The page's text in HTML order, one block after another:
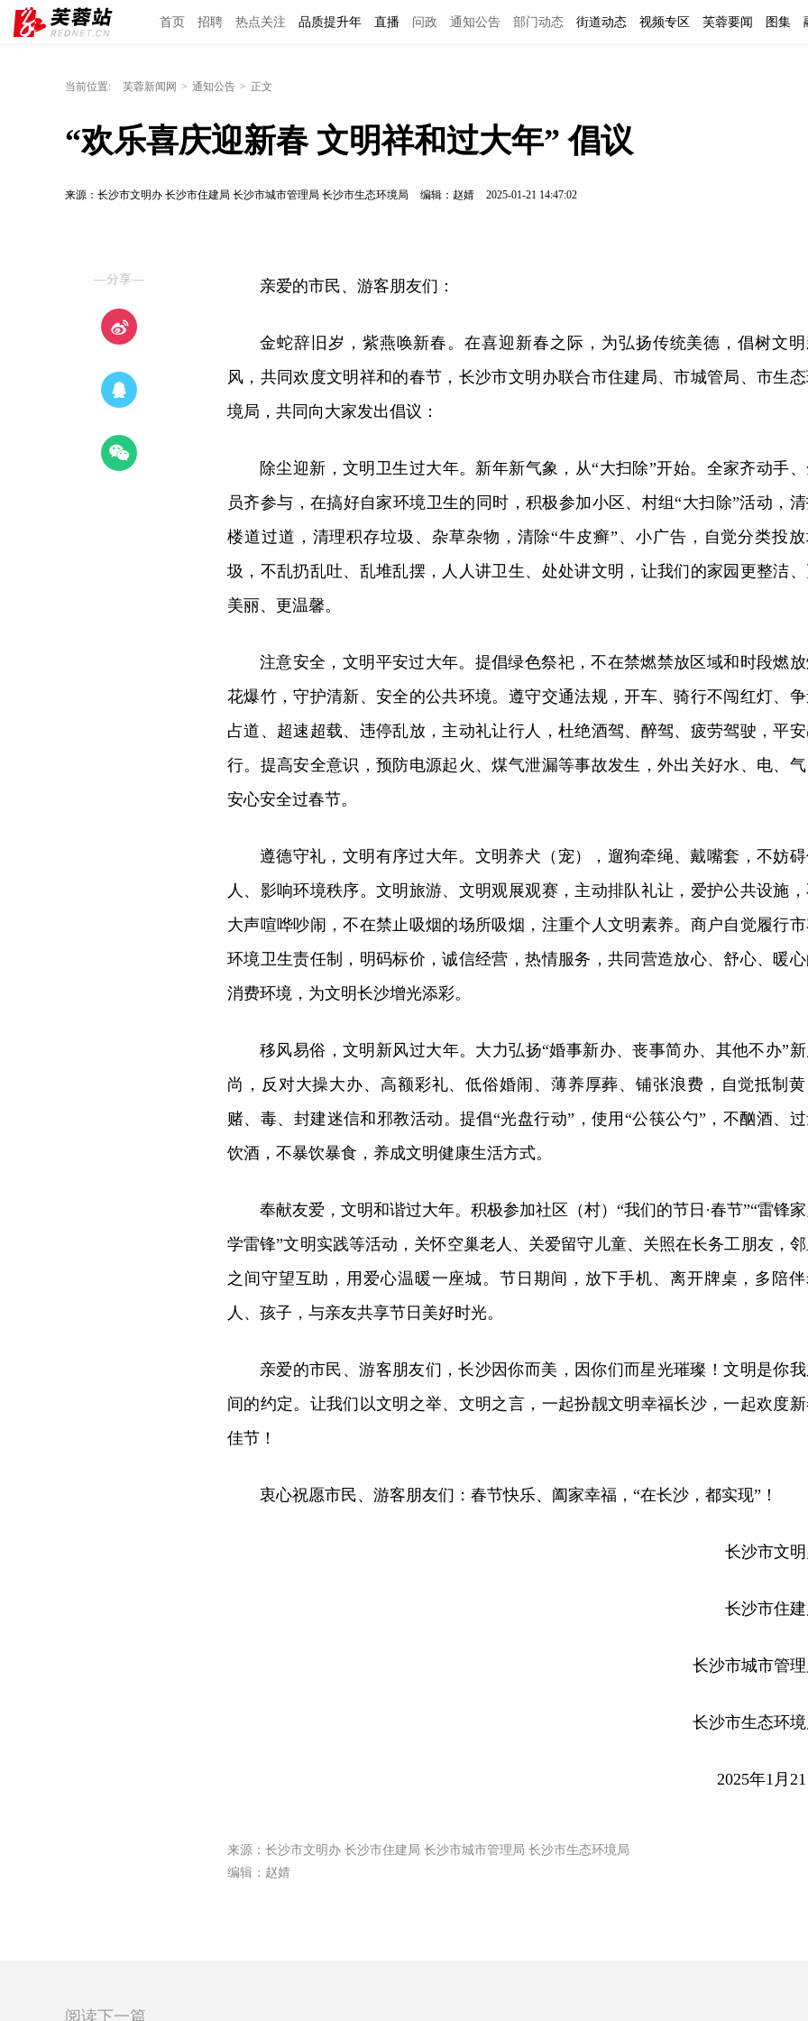
首页 招聘 热点关注 品质提升年 直播 问政 通知公告 部门动态 街道动态 视频专区 芙蓉要闻 图集
当前位置: 芙蓉新闻网 > 通知公告 > 正文
“欢乐喜庆迎新春 文明祥和过大年” 倡议
来源：长沙市文明办 长沙市住建局 长沙市城市管理局 长沙市生态环境局 编辑：赵婧 2025-01-21 14:47:02
—分享— 亲爱的市民、游客朋友们：
金蛇辞旧岁，紫燕唤新春。在喜迎新春之际，为弘扬传统美德，倡树文
风，共同欢度文明祥和的春节，长沙市文明办联合市住建局、市城管局、市生
境局，共同向大家发出倡议：
除尘迎新，文明卫生过大年。新年新气象，从“大扫除”开始。全家齐动手
员齐参与，在搞好自家环境卫生的同时，积极参加小区、村组“大扫除”活动，清
楼道过道，清理积存垃圾、杂草杂物，清除“牛皮癣”、小广告，自觉分类投放
圾，不乱扔乱吐、乱堆乱摆，人人讲卫生、处处讲文明，让我们的家园更整洁
美丽、更温馨。
注意安全，文明平安过大年。提倡绿色祭祀，不在禁燃禁放区域和时段燃放
花爆竹，守护清新、安全的公共环境。遵守交通法规，开车、骑行不闯红灯、
占道、超速超载、违停乱放，主动礼让行人，杜绝酒驾、醉驾、疲劳驾驶，平安
行。提高安全意识，预防电源起火、煤气泄漏等事故发生，外出关好水、电、气
安心安全过春节。
遵德守礼，文明有序过大年。文明养犬（宠），遛狗牵绳、戴嘴套，不妨
人、影响环境秩序。文明旅游、文明观展观赛，主动排队礼让，爱护公共设施
大声喧哗吵闹，不在禁止吸烟的场所吸烟，注重个人文明素养。商户自觉履行
环境卫生责任制，明码标价，诚信经营，热情服务，共同营造放心、舒心、暖
消费环境，为文明长沙增光添彩。
移风易俗，文明新风过大年。大力弘扬“婚事新办、丧事简办、其他不办”
尚，反对大操大办、高额彩礼、低俗婚闹、薄养厚葬、铺张浪费，自觉抵制黄
赌、毒、封建迷信和邪教活动。提倡“光盘行动”，使用“公筷公勺”，不酗酒、
饮酒，不暴饮暴食，养成文明健康生活方式。
奉献友爱，文明和谐过大年。积极参加社区（村）“我们的节日·春节”“雷锋
学雷锋”文明实践等活动，关怀空巢老人、关爱留守儿童、关照在长务工朋友，邻
之间守望互助，用爱心温暖一座城。节日期间，放下手机、离开牌桌，多陪
人、孩子，与亲友共享节日美好时光。
亲爱的市民、游客朋友们，长沙因你而美，因你们而星光璀璨！文明是你我
间的约定。让我们以文明之举、文明之言，一起扮靓文明幸福长沙，一起欢度
佳节！
衷心祝愿市民、游客朋友们：春节快乐、阖家幸福，“在长沙，都实现”！
长沙市文
长沙市住
长沙市城市管
长沙市生态环
2025年1月21
来源：长沙市文明办 长沙市住建局 长沙市城市管理局 长沙市生态环境局
编辑：赵婧
阅读下一篇